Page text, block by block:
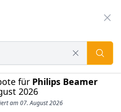
für Philips Beamer
2026
am 07. August 2026